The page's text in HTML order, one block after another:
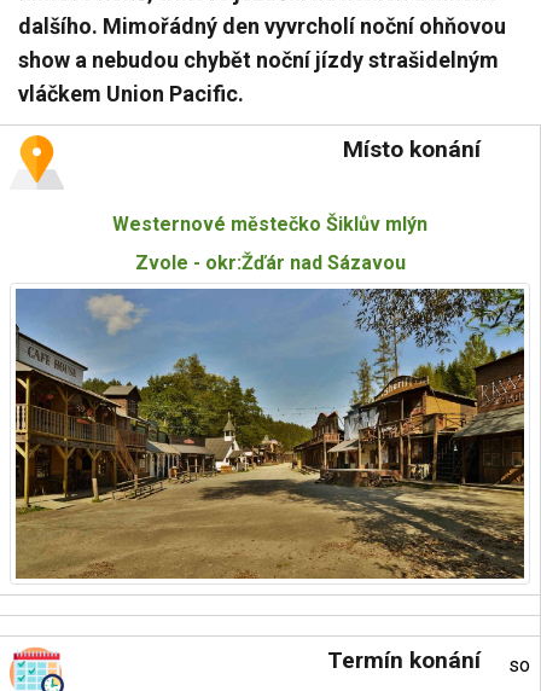
dalšího. Mimořádný den vyvrcholí noční ohňovou
show a nebudou chybět noční jízdy strašidelným
vláčkem Union Pacific.
Místo konání
Westernové městečko Šiklův mlýn
Zvole - okr:Žďár nad Sázavou
Termín konání so